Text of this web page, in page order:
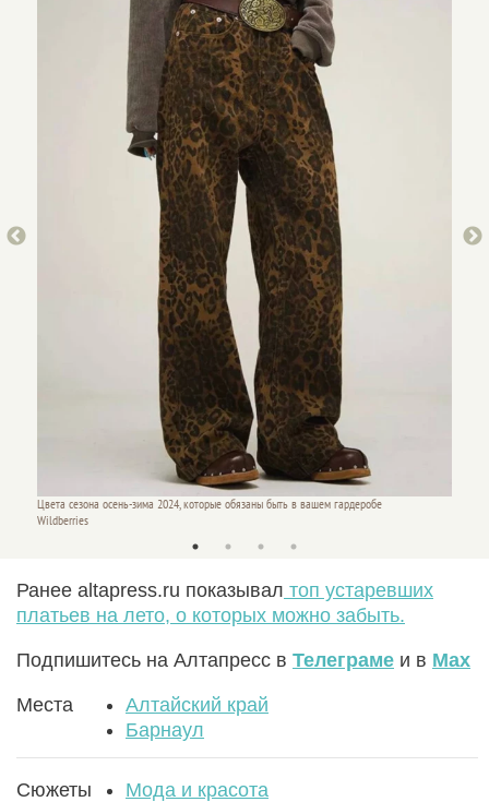
Цвета сезона осень-зима 2024, которые обязаны быть в вашем гардеробе
Wildberries
Ранее altapress.ru показывал топ устаревших
платьев на лето, о которых можно забыть.
Подпишитесь на Алтапресс в Телеграме и в Max
Места
Алтайский край
Барнаул
Сюжеты Мода и красота